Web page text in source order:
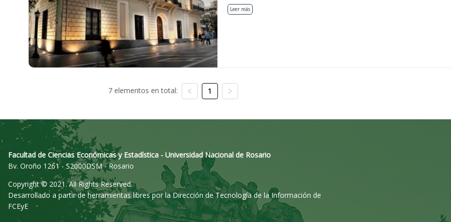
Leer más
7 elementos en total: 1
Facultad de Ciencias Económicas y Estadística - Universidad Nacional de Rosario
Bv. Oroño 1261 - S2000DSM - Rosario
Copyright © 2021. All Rights Reserved.
Desarrollado a partir de herramientas libres por la Dirección de Tecnología de la Información de
FCEyE